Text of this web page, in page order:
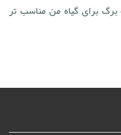
برای گیاه من مناسب تر